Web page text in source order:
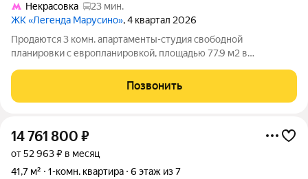
Некрасовка
23 мин.
ЖК «Легенда Марусино», 4 квартал 2026
Продаются 3 комн. апартаменты-студия свободной
планировки с европланировкой, площадью 77.9 м2 в
транспортом от м. Некрасовка. Возможен вариант покупки с
использованием ипотечных средств, есть
Позвонить
14 761 800 ₽
от 52 963 ₽ в месяц
41,7 м²
1-комн. квартира 6 этаж из 7